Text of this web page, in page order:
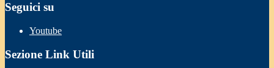
Seguici su
Youtube
Sezione Link Utili